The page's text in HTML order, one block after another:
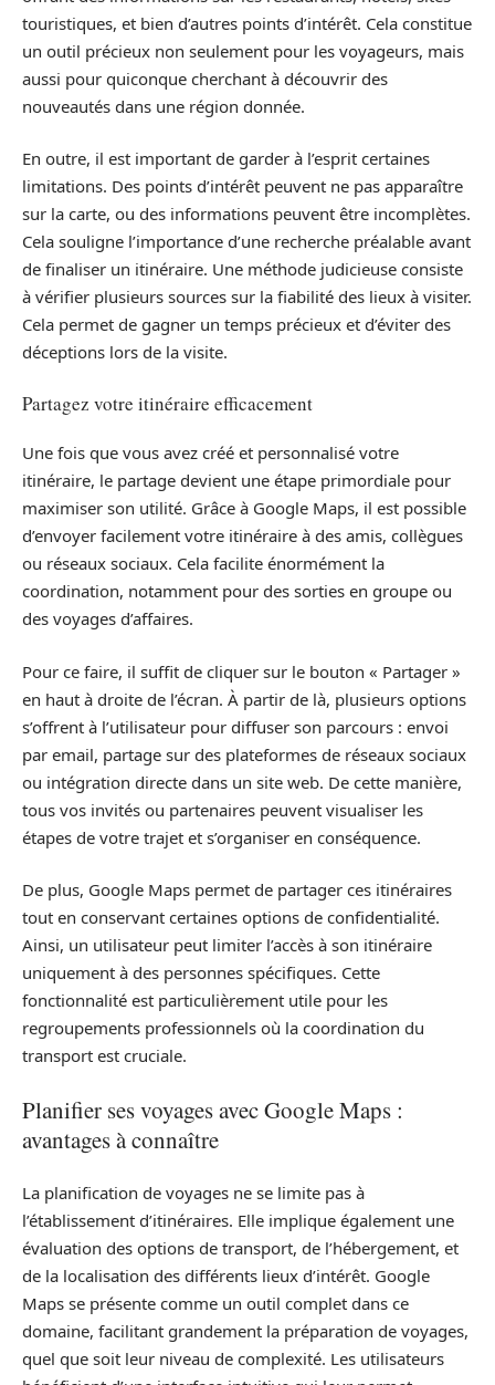
touristiques, et bien d’autres points d’intérêt. Cela constitue
un outil précieux non seulement pour les voyageurs, mais
aussi pour quiconque cherchant à découvrir des
nouveautés dans une région donnée.
En outre, il est important de garder à l’esprit certaines
limitations. Des points d’intérêt peuvent ne pas apparaître
sur la carte, ou des informations peuvent être incomplètes.
Cela souligne l’importance d’une recherche préalable avant
de finaliser un itinéraire. Une méthode judicieuse consiste
à vérifier plusieurs sources sur la fiabilité des lieux à visiter.
Cela permet de gagner un temps précieux et d’éviter des
déceptions lors de la visite.
Partagez votre itinéraire efficacement
Une fois que vous avez créé et personnalisé votre
itinéraire, le partage devient une étape primordiale pour
maximiser son utilité. Grâce à Google Maps, il est possible
d’envoyer facilement votre itinéraire à des amis, collègues
ou réseaux sociaux. Cela facilite énormément la
coordination, notamment pour des sorties en groupe ou
des voyages d’affaires.
Pour ce faire, il suffit de cliquer sur le bouton « Partager »
en haut à droite de l’écran. À partir de là, plusieurs options
s’offrent à l’utilisateur pour diffuser son parcours : envoi
par email, partage sur des plateformes de réseaux sociaux
ou intégration directe dans un site web. De cette manière,
tous vos invités ou partenaires peuvent visualiser les
étapes de votre trajet et s’organiser en conséquence.
De plus, Google Maps permet de partager ces itinéraires
tout en conservant certaines options de confidentialité.
Ainsi, un utilisateur peut limiter l’accès à son itinéraire
uniquement à des personnes spécifiques. Cette
fonctionnalité est particulièrement utile pour les
regroupements professionnels où la coordination du
transport est cruciale.
Planifier ses voyages avec Google Maps :
avantages à connaître
La planification de voyages ne se limite pas à
l’établissement d’itinéraires. Elle implique également une
évaluation des options de transport, de l’hébergement, et
de la localisation des différents lieux d’intérêt. Google
Maps se présente comme un outil complet dans ce
domaine, facilitant grandement la préparation de voyages,
quel que soit leur niveau de complexité. Les utilisateurs